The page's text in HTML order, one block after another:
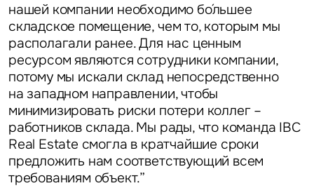
нашей компании необходимо бо́льшее
складское помещение, чем то, которым мы
располагали ранее. Для нас ценным
ресурсом являются сотрудники компании,
потому мы искали склад непосредственно
на западном направлении, чтобы
минимизировать риски потери коллег –
работников склада. Мы рады, что команда IBC
Real Estate смогла в кратчайшие сроки
предложить нам соответствующий всем
требованиям объект.”